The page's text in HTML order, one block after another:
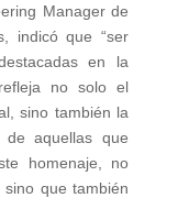
Manager de
indicó que “ser
en la
no solo el
sino también la
de aquellas que
homenaje, no
que también